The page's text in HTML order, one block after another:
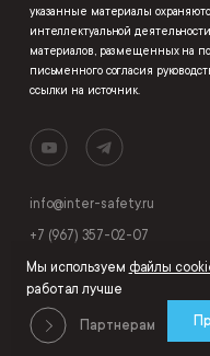
указанные материалы
интеллектуальной
материалов, размещенных на
письменного согласия
ссылки на источник.
info@inter-safety.ru
+7 (967) 357-02-07
Партнерам
Мы используем файлы
работал лучше